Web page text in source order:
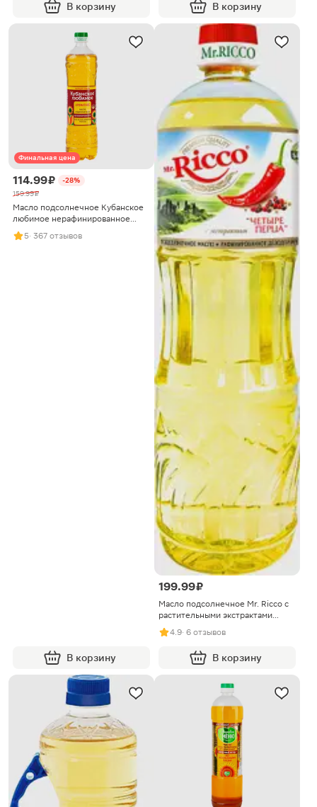
В корзину В корзину
Финальная цена
114.99 ₽
-28%
159.99 ₽
Масло подсолнечное Кубанское
любимое нерафинированное
800мл
5· 367 отзывов
В корзину
199.99 ₽
Масло подсолнечное Mr. Ricco с
растительными экстрактами
Четыре перца 1л
4.9· 6 отзывов
В корзину